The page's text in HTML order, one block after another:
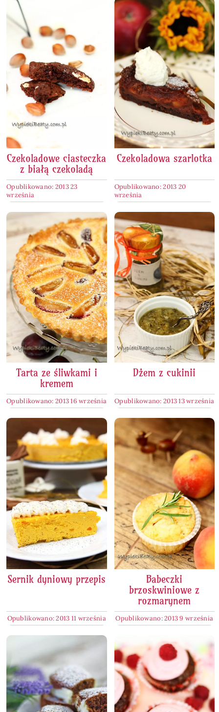
Czekoladowe ciasteczka
z białą czekoladą
Opublikowano: 2013 23
września
Czekoladowa szarlotka
Opublikowano: 2013 20
września
Tarta ze śliwkami i
kremem
Opublikowano: 2013 16 września
Dżem z cukinii
Opublikowano: 2013 13 września
Sernik dyniowy przepis
Opublikowano: 2013 11 września
Babeczki
brzoskwiniowe z
rozmarynem
Opublikowano: 2013 9 września